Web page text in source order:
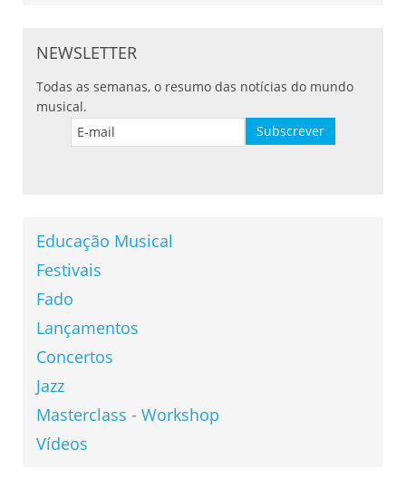
NEWSLETTER
Todas as semanas, o resumo das notícias do mundo
musical.
Educação Musical
Festivais
Fado
Lançamentos
Concertos
Jazz
Masterclass - Workshop
Vídeos